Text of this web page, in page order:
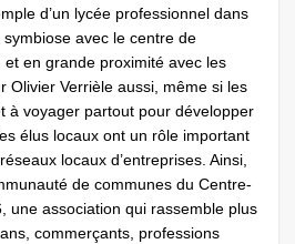
d’un lycée professionnel dans
avec le centre de
en grande proximité avec les
Olivier Verrièle aussi, même si les
à voyager partout pour développer
élus locaux ont un rôle important
locaux d’entreprises. Ainsi,
de communes du Centre-
une association qui rassemble plus
commerçants, professions